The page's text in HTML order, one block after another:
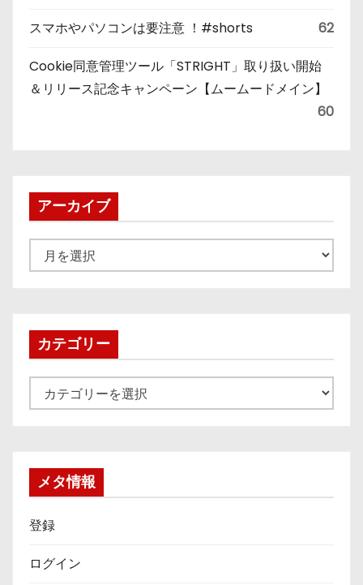
スマホやパソコンは要注意 ！#shorts 62
Cookie同意管理ツール「STRIGHT」取り扱い開始
＆リリース記念キャンペーン【ムームードメイン】
60
アーカイブ
ー
ブカテゴリー
テ
メタ情報
登録
ログイン